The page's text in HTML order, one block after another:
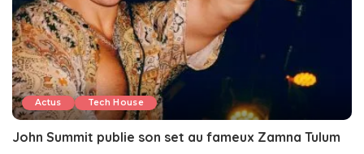
Actus Tech House
John Summit publie son set au fameux Zamna Tulum